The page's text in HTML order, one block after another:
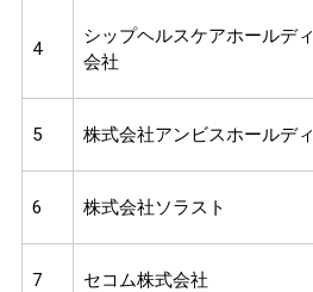
4
シップヘルスケアホールデ
会社
5 株式会社アンビスホールデ
6 株式会社ソラスト
7 セコム株式会社